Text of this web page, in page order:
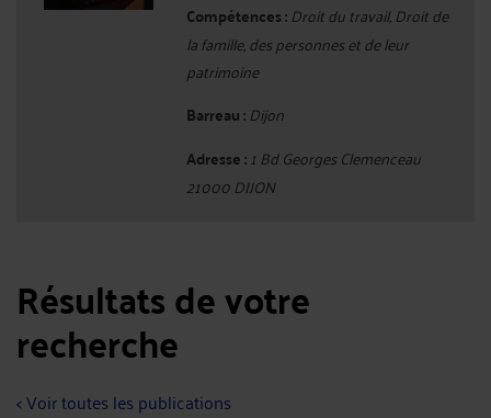
Compétences : Droit du travail, Droit de
la famille, des personnes et de leur
patrimoine
Barreau : Dijon
Adresse :1 Bd Georges Clemenceau
21000 DIJON
Résultats de votre
recherche
< Voir toutes les publications